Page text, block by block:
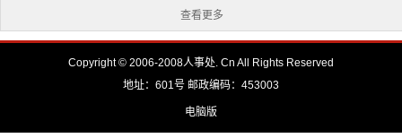
查看更多
Copyright © 2006-2008人事处. Cn All Rights Reserved
地址：601号 邮政编码：453003
电脑版